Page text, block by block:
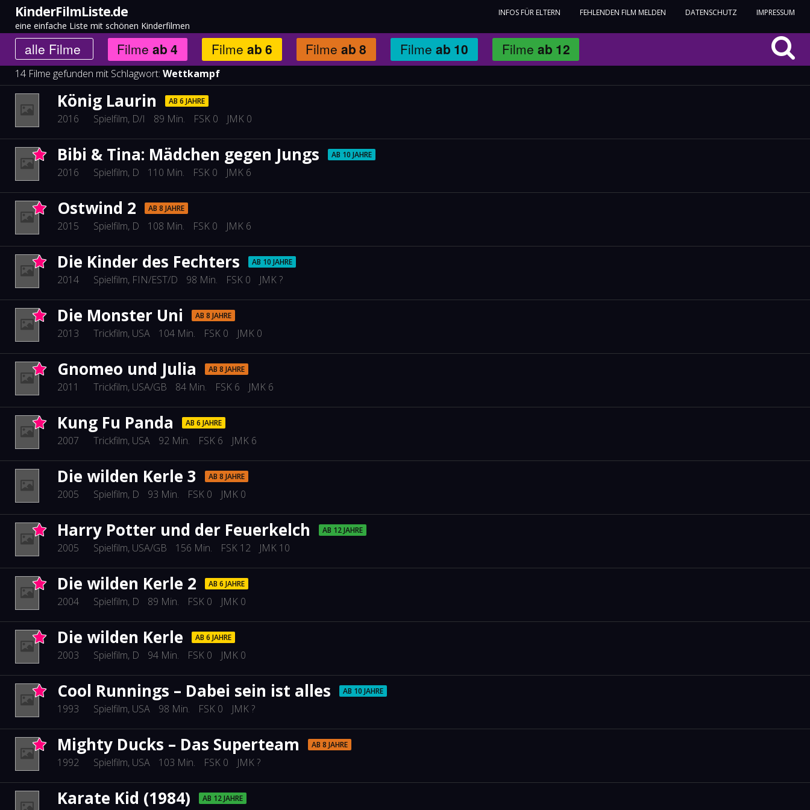
KinderFilmListe.de
eine einfache Liste mit schönen Kinderfilmen
INFOS FÜR ELTERN FEHLENDEN FILM MELDEN DATENSCHUTZ IMPRESSUM
alle Filme Filme ab 4 Filme ab 6 Filme ab 8 Filme ab 10 Filme ab 12
14 Filme gefunden mit Schlagwort: Wettkampf
König Laurin AB 6 JAHRE
2016 Spielfilm, D/I 89 Min. FSK 0 JMK 0
Bibi & Tina: Mädchen gegen Jungs AB 10 JAHRE
2016 Spielfilm, D 110 Min. FSK 0 JMK 6
Ostwind 2 AB 8 JAHRE
2015 Spielfilm, D 108 Min. FSK 0 JMK 6
Die Kinder des Fechters AB 10 JAHRE
2014 Spielfilm, FIN/EST/D 98 Min. FSK 0 JMK ?
Die Monster Uni AB 8 JAHRE
2013 Trickfilm, USA 104 Min. FSK 0 JMK 0
Gnomeo und Julia AB 8 JAHRE
2011 Trickfilm, USA/GB 84 Min. FSK 6 JMK 6
Kung Fu Panda AB 6 JAHRE
2007 Trickfilm, USA 92 Min. FSK 6 JMK 6
Die wilden Kerle 3 AB 8 JAHRE
2005 Spielfilm, D 93 Min. FSK 0 JMK 0
Harry Potter und der Feuerkelch AB 12 JAHRE
2005 Spielfilm, USA/GB 156 Min. FSK 12 JMK 10
Die wilden Kerle 2 AB 6 JAHRE
2004 Spielfilm, D 89 Min. FSK 0 JMK 0
Die wilden Kerle AB 6 JAHRE
2003 Spielfilm, D 94 Min. FSK 0 JMK 0
Cool Runnings – Dabei sein ist alles AB 10 JAHRE
1993 Spielfilm, USA 98 Min. FSK 0 JMK ?
Mighty Ducks – Das Superteam AB 8 JAHRE
1992 Spielfilm, USA 103 Min. FSK 0 JMK ?
Karate Kid (1984) AB 12 JAHRE